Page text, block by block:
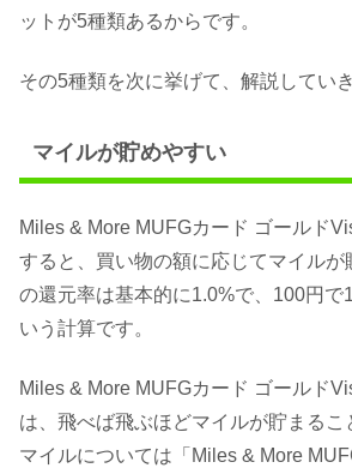
ットが5種類あるからです。
その5種類を次に挙げて、解説していき
マイルが貯めやすい
Miles & More MUFGカード ゴールド
すると、買い物の額に応じてマイルが
の還元率は基本的に1.0%で、100円で
いう計算です。
Miles & More MUFGカード ゴールド
は、飛べば飛ぶほどマイルが貯まるこ
マイルについては「Miles & More